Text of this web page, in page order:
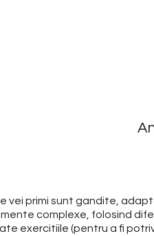
vei primi sunt gandite,
complexe, folosind
exercitiile (pentru a fi